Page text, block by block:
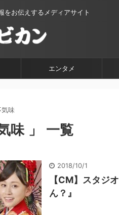
をお伝えするメディアサイト
エンタメ
気味
味 」 一覧
2018/10/1
【CM】スタジ
ん？』